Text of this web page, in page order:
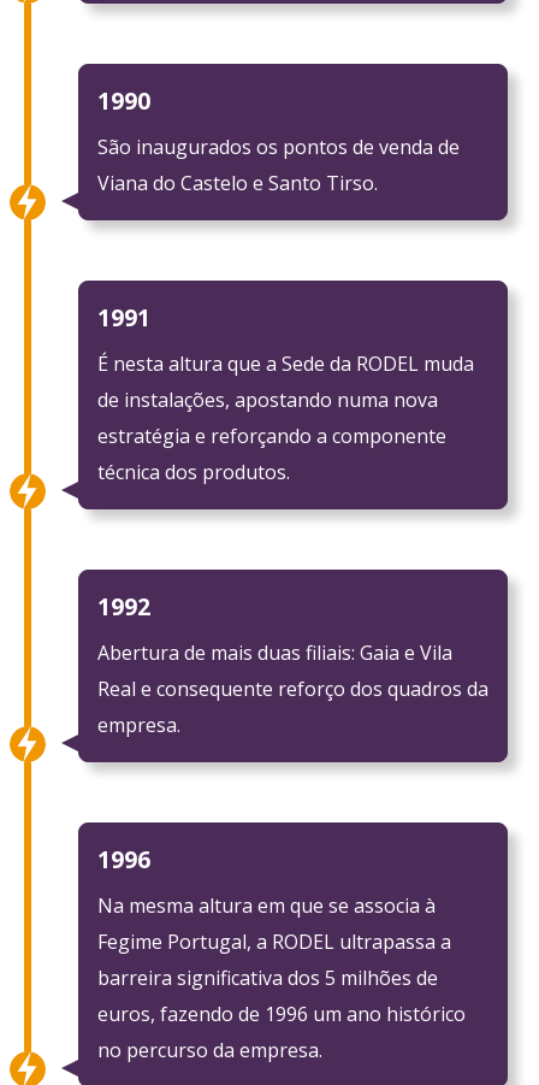
1990
São inaugurados os pontos de venda de
Viana do Castelo e Santo Tirso.
1991
É nesta altura que a Sede da RODEL muda
de instalações, apostando numa nova
estratégia e reforçando a componente
técnica dos produtos.
1992
Abertura de mais duas filiais: Gaia e Vila
Real e consequente reforço dos quadros da
empresa.
1996
Na mesma altura em que se associa à
Fegime Portugal, a RODEL ultrapassa a
barreira significativa dos 5 milhões de
euros, fazendo de 1996 um ano histórico
no percurso da empresa.